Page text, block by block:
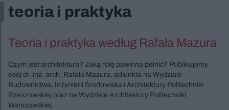
teoria i praktyka
Teoria i praktyka według Rafała Mazura
Czym jest architektura? Jaką rolę powinna pełnić? Publikujemy
esej dr. inż. arch. Rafała Mazura, adiunkta na Wydziale
Budownictwa, Inżynierii Środowiska i Architektury Politechniki
Rzeszowskiej oraz na Wydziale Architektury Politechniki
Warszawskiej.